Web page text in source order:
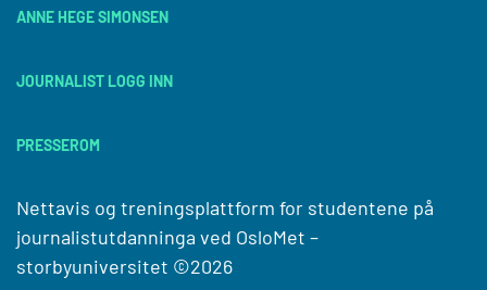
ANNE HEGE SIMONSEN
JOURNALIST LOGG INN
PRESSEROM
Nettavis og treningsplattform for studentene på
journalistutdanninga ved OsloMet –
storbyuniversitet ©2026